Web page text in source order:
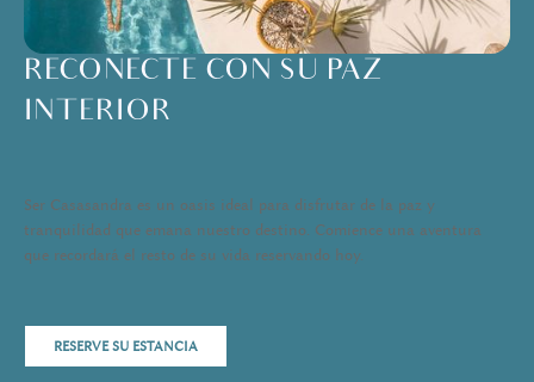
RECONECTE CON SU PAZ
INTERIOR
Ser Casasandra es un oasis ideal para disfrutar de la paz y
tranquilidad que emana nuestro destino. Comience una aventura
que recordará el resto de su vida reservando hoy.
RESERVE SU ESTANCIA